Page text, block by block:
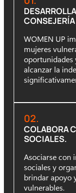
WOMEN UP
mujeres
oportunidades
alcanzar la
02.
COLABORA
SOCIALES.
Asociarse con
sociales y
brindar apoyo
vulnerables.